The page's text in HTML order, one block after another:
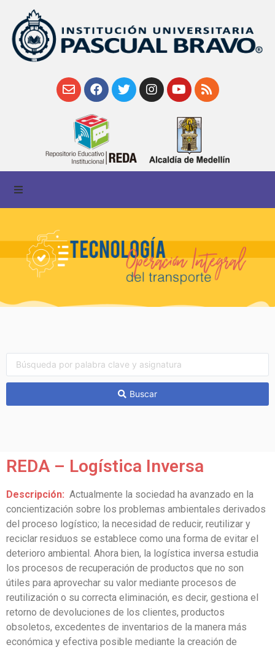
Buscar
REDA – Logística Inversa
Descripción: Actualmente la sociedad ha avanzado en la
concientización sobre los problemas ambientales derivados
del proceso logístico; la necesidad de reducir, reutilizar y
reciclar residuos se establece como una forma de evitar el
deterioro ambiental. Ahora bien, la logística inversa estudia
los procesos de recuperación de productos que no son
útiles para aprovechar su valor mediante procesos de
reutilización o su correcta eliminación, es decir, gestiona el
retorno de devoluciones de los clientes, productos
obsoletos, excedentes de inventarios de la manera más
económica y efectiva posible mediante la creación de